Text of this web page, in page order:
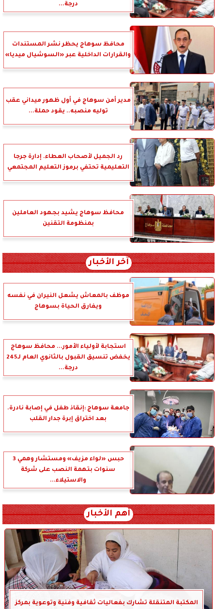
درجة...
محافظ سوهاج يحظر نشر المستندات
والقرارات الداخلية عبر «السوشيال ميديا»
مدير أمن سوهاج في أول ظهور ميداني عقب
توليه منصبه.. يقود حملة...
رد الجميل لأصحاب العطاء. إدارة جرجا
التعليمية تحتفي برموز التعليم المجتمعي
محافظ سوهاج يشيد بجهود العاملين
بمنظومة التقنين
آخر الأخبار
موظف بالمعاش يشعل النيران في نفسه
ويفارق الحياة بسوهاج
استجابة لأولياء الأمور... محافظ سوهاج
يخفض تنسيق القبول بالثانوي العام لـ245
درجة...
جامعة سوهاج :إنقاذ طفل في إصابة نادرة.
بعد اختراق إبرة جدار القلب
حبس «لواء مزيف» ومستشار وهمي 3
سنوات بتهمة النصب على شركة
والاستيلاء...
أهم الأخبار
المكتبة المتنقلة تشارك بفعاليات ثقافية وفنية وتوعوية بمركز